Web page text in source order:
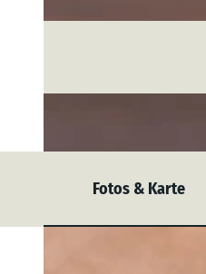
Fotos & Karte